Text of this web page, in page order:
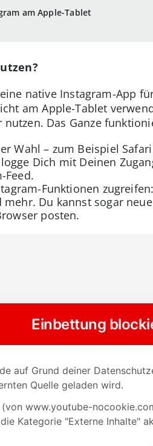
am Apple-Tablet
native Instagram-App
am Apple-Tablet
Das Ganze
Wahl – zum Beispiel
Dich mit Deinen
Feed.
Funktionen
Du kannst sogar
posten.